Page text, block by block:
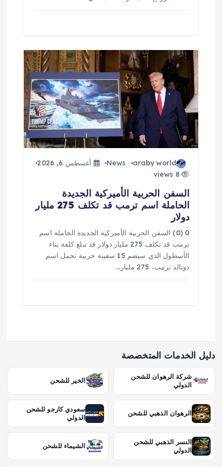
araby world
News
أغسطس 6, 2026
8 views
السفن الحربية الأميركية الجديدة
الحاملة اسم ترمب قد تكلف 275 مليار
دولار
0 (0) السفن الحربية الأميركية الجديدة الحاملة اسم
ترمب قد تكلف 275 مليار دولار قد تبلغ كلفة بناء
الأسطول الذي سيضم 15 سفينة حربية تحمل اسم
دونالد ترمب، 275 مليار…
دليل الخدمات المتخصصة
شركة الرهوان للشحن
الدولي
الخير للشحن
الرهوان الذهبي للشحن
سعودي كارجو للشحن
الدولي
النسر الذهبي للشحن
الدولي
الشيماء للشحن